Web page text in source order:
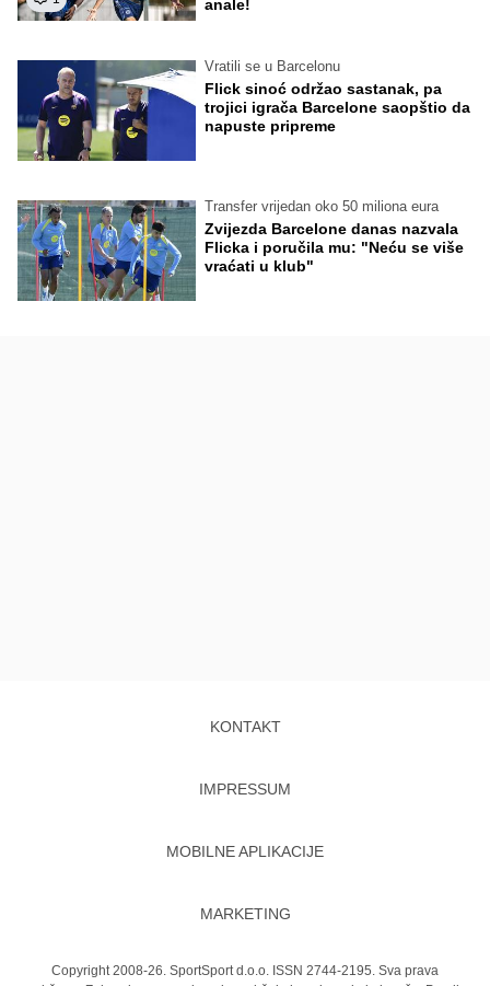
anale!
Vratili se u Barcelonu
Flick sinoć održao sastanak, pa
trojici igrača Barcelone saopštio da
napuste pripreme
Transfer vrijedan oko 50 miliona eura
Zvijezda Barcelone danas nazvala
Flicka i poručila mu: "Neću se više
vraćati u klub"
KONTAKT
IMPRESSUM
MOBILNE APLIKACIJE
MARKETING
Copyright 2008-26. SportSport d.o.o. ISSN 2744-2195. Sva prava